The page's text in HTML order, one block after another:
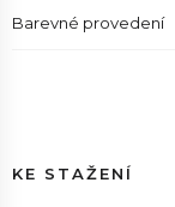
Barevné provedení
KE STAŽENÍ